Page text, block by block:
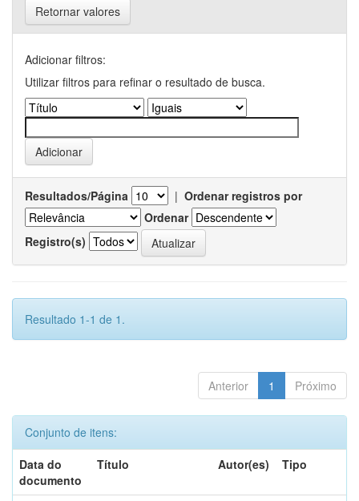
Retornar valores
Adicionar filtros:
Utilizar filtros para refinar o resultado de busca.
Resultados/Página | Ordenar registros por
Ordenar
Registro(s)
Resultado 1-1 de 1.
Anterior 1 Próximo
Conjunto de itens:
Data do
documento
Título Autor(es) Tipo